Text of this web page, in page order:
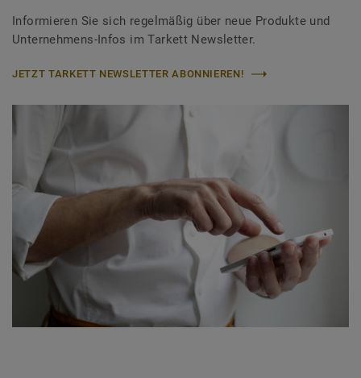
Informieren Sie sich regelmäßig über neue Produkte und
Unternehmens-Infos im Tarkett Newsletter.
JETZT TARKETT NEWSLETTER ABONNIEREN!